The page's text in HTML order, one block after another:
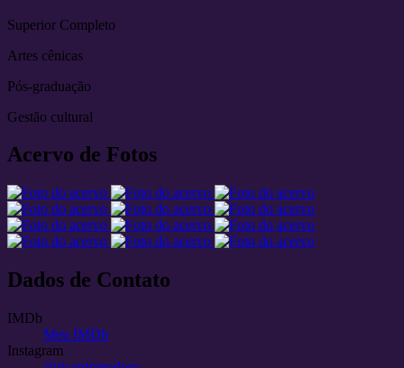
Superior Completo
Artes cênicas
Pós-graduação
Gestão cultural
Acervo de Fotos
Dados de Contato
IMDb
Meu IMDb
Instagram